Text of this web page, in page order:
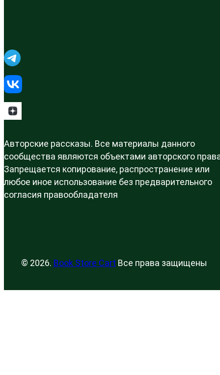
Авторские рассказы. Все материалы данного
сообщества являются объектами авторского
Запрещается копирование, распространение или
любое иное использование без предварительного
согласия правообладателя
© 2026. Book Store Cart Все права защищены